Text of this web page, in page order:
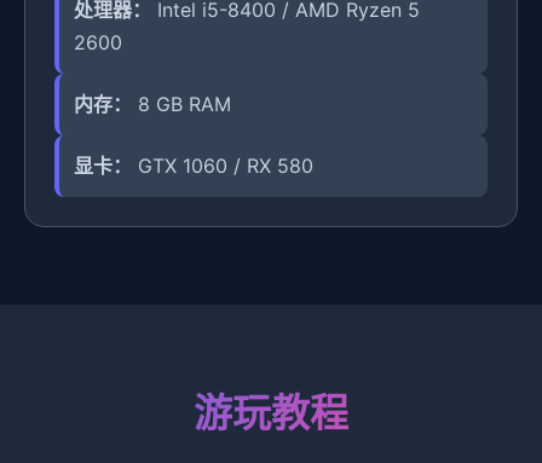
处理器：
Intel i5-8400 / AMD Ryzen 5
2600
内存： 8 GB RAM
显卡： GTX 1060 / RX 580
游玩教程